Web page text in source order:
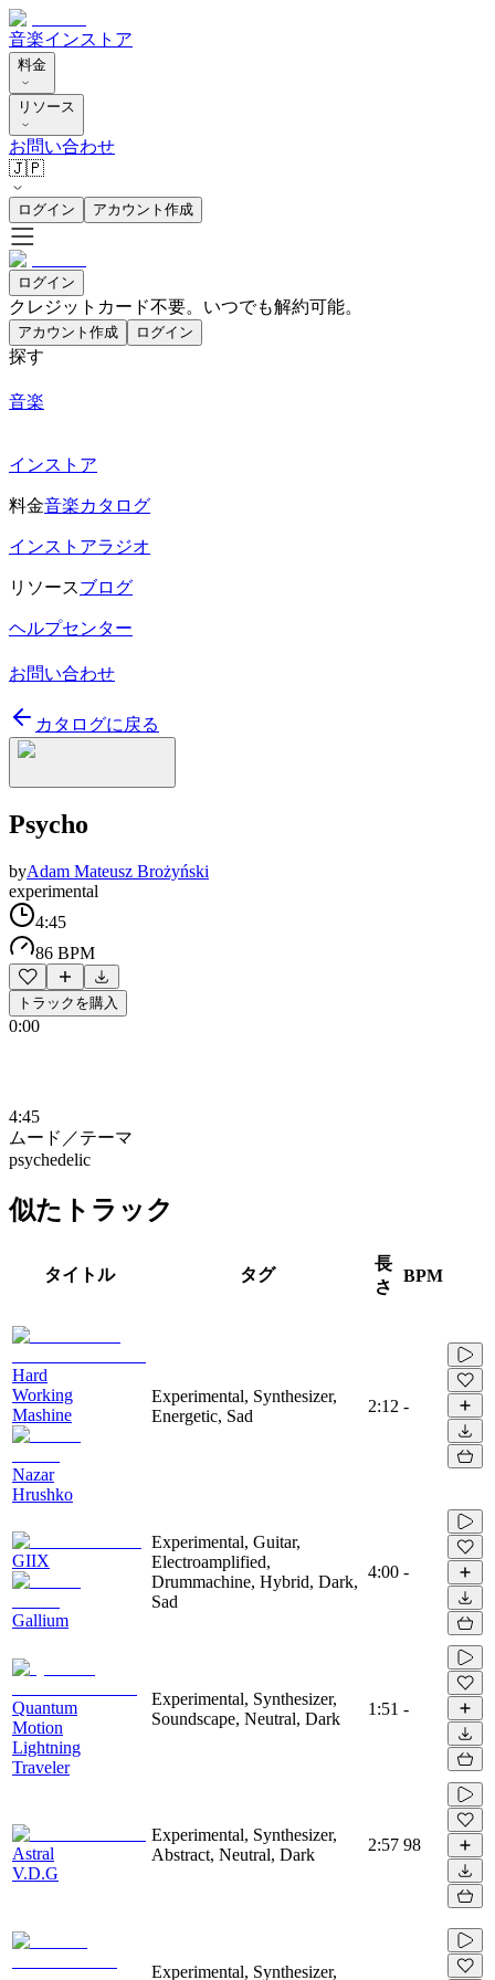
音楽インストア
料金
リソース
お問い合わせ
🇯🇵
ログイン アカウント作成
ログイン
クレジットカード不要。いつでも解約可能。
アカウント作成 ログイン
探す
音楽
インストア
料金音楽カタログ
インストアラジオ
リソースブログ
ヘルプセンター
お問い合わせ
カタログに戻る
Psycho
byAdam Mateusz Brożyński
experimental
4:45
86 BPM
トラックを購入
0:00
4:45
ムード／テーマ
psychedelic
似たトラック
タイトル タグ
長
さ
BPM
Hard
Working
Mashine
Nazar
Hrushko
Experimental, Synthesizer,
Energetic, Sad
2:12 -
GIIX
Gallium
Experimental, Guitar,
Electroamplified,
Drummachine, Hybrid, Dark,
Sad
4:00 -
Quantum
Motion
Lightning
Traveler
Experimental, Synthesizer,
Soundscape, Neutral, Dark
1:51 -
Astral
V.D.G
Experimental, Synthesizer,
Abstract, Neutral, Dark
2:57 98
Experimental, Synthesizer,